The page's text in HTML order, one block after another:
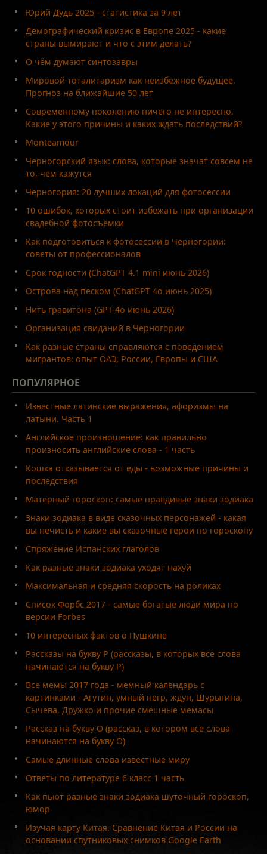
Юрий Дудь 2025 - статистика за 9 лет
Демографический кризис в Европе 2025 - какие
страны вымирают и что с этим делать?
О чём думают синтозавры
Мировой тоталитаризм как неизбежное будущее.
Прогноз на ближайшие 50 лет
Современному поколению ничего не интересно.
Какие у этого причины и каких ждать последствий?
Monteamour
Черногорский язык: слова, которые значат совсем не
то, чем кажутся
Черногория: 20 лучших локаций для фотосессии
10 ошибок, которых стоит избежать при организации
свадебной фотосъёмки
Как подготовиться к фотосессии в Черногории:
советы от профессионалов
Срок годности (ChatGPT 4.1 mini июнь 2026)
Острова над песком (ChatGPT 4o июнь 2025)
Нить гравитона (GPT-4o июнь 2026)
Организация свиданий в Черногории
Как разные страны справляются с поведением
мигрантов: опыт ОАЭ, России, Европы и США
ПОПУЛЯРНОЕ
Известные латинские выражения, афоризмы на
латыни. Часть 1
Английское произношение: как правильно
произносить английские слова - 1 часть
Кошка отказывается от еды - возможные причины и
последствия
Матерный гороскоп: самые правдивые знаки зодиака
Знаки зодиака в виде сказочных персонажей - какая
вы нечисть и какие вы сказочные герои по гороскопу
Спряжение Испанских глаголов
Как разные знаки зодиака уходят нахуй
Максимальная и средняя скорость на роликах
Список Форбс 2017 - самые богатые люди мира по
версии Forbes
10 интересных фактов о Пушкине
Рассказы на букву Р (рассказы, в которых все слова
начинаются на букву Р)
Все мемы 2017 года - мемный календарь с
картинками - Агутин, умный негр, ждун, Шурыгина,
Сычева, Дружко и прочие смешные мемасы
Рассказ на букву О (рассказ, в котором все слова
начинаются на букву О)
Самые длинные слова известные миру
Ответы по литературе 6 класс 1 часть
Как пьют разные знаки зодиака шуточный гороскоп,
юмор
Изучая карту Китая. Сравнение Китая и России на
основании спутниковых снимков Google Earth